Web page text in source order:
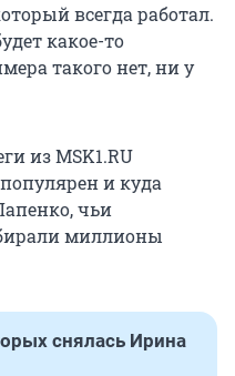
всегда работал.
какое-то
такого нет, ни у
из MSK1.RU
и куда
чьи
миллионы
снялась Ирина